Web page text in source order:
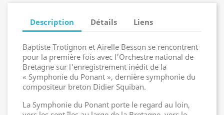
Description Détails Liens
Baptiste Trotignon et Airelle Besson se rencontrent
pour la première fois avec l'Orchestre national de
Bretagne sur l'enregistrement inédit de la
« Symphonie du Ponant », dernière symphonie du
compositeur breton Didier Squiban.
La Symphonie du Ponant porte le regard au loin,